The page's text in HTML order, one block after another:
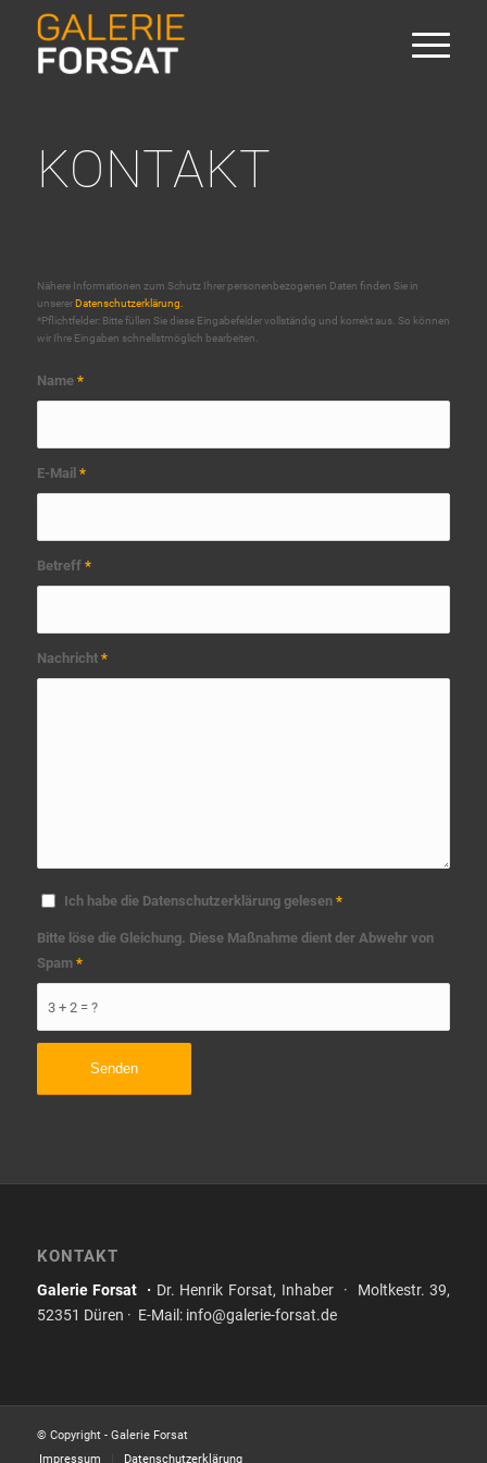
KONTAKT
Nähere Informationen zum Schutz Ihrer personenbezogenen Daten finden Sie in
unsererDatenschutzerklärung.
*Pflichtfelder: Bitte füllen Sie diese Eingabefelder vollständig und korrekt aus. So können
wir Ihre Eingaben schnellstmöglich bearbeiten.
Name *
E-Mail *
Betreff *
Nachricht *
Ich habe die Datenschutzerklärung gelesen *
3 + 2 = ?
Bitte löse die Gleichung. Diese Maßnahme dient der Abwehr von
Spam *
KONTAKT
Galerie Forsat · Dr. Henrik Forsat, Inhaber · Moltkestr. 39,
52351 Düren · E-Mail: info@galerie-forsat.de
© Copyright - Galerie Forsat
Impressum
Datenschutzerklärung